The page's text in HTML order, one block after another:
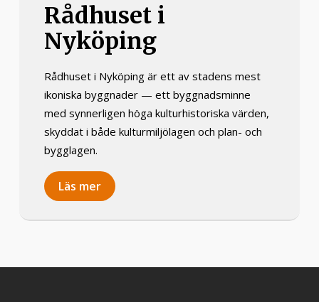
Rådhuset i
Nyköping
Rådhuset i Nyköping är ett av stadens mest
ikoniska byggnader — ett byggnadsminne
med synnerligen höga kulturhistoriska värden,
skyddat i både kulturmiljölagen och plan- och
bygglagen.
Läs mer